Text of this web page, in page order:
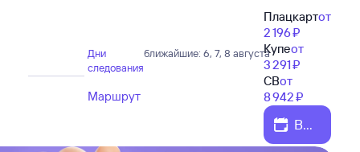
Дни
следования
ближайшие: 6, 7, 8 августа
Маршрут
Плацкартот
2 ⁠196 ⁠₽
Купеот
3 ⁠291 ⁠₽
СВот
8 ⁠942 ⁠₽
Вы
бе